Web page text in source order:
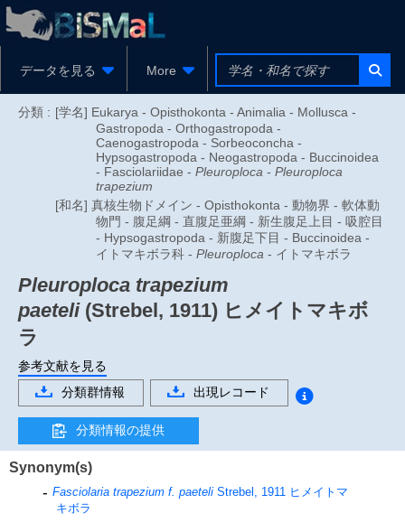
データを見る More
分類 : [学名] Eukarya - Opisthokonta - Animalia - Mollusca -
Gastropoda - Orthogastropoda -
Caenogastropoda - Sorbeoconcha -
Hypsogastropoda - Neogastropoda - Buccinoidea
- Fasciolariidae - Pleuroploca - Pleuroploca
trapezium
[和名] 真核生物ドメイン - Opisthokonta - 動物界 - 軟体動
物門 - 腹足綱 - 直腹足亜綱 - 新生腹足上目 - 吸腔目
- Hypsogastropoda - 新腹足下目 - Buccinoidea -
イトマキボラ科 - Pleuroploca - イトマキボラ
Pleuroploca trapezium
paeteli(Strebel, 1911) ヒメイトマキボ
ラ
参考文献を見る
分類群情報
出現レコード
分類情報の提供
Synonym(s)
Fasciolaria trapezium f. paeteli Strebel, 1911 ヒメイトマ
キボラ